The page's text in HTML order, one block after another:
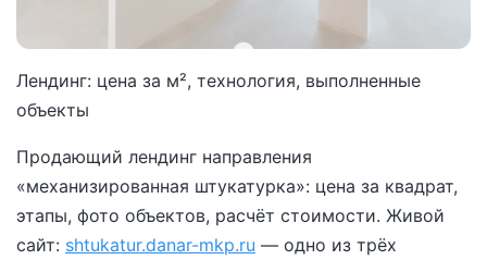
Лендинг: цена за м², технология, выполненные
объекты
Продающий лендинг направления
«механизированная штукатурка»: цена за квадрат,
этапы, фото объектов, расчёт стоимости. Живой
сайт: shtukatur.danar-mkp.ru — одно из трёх